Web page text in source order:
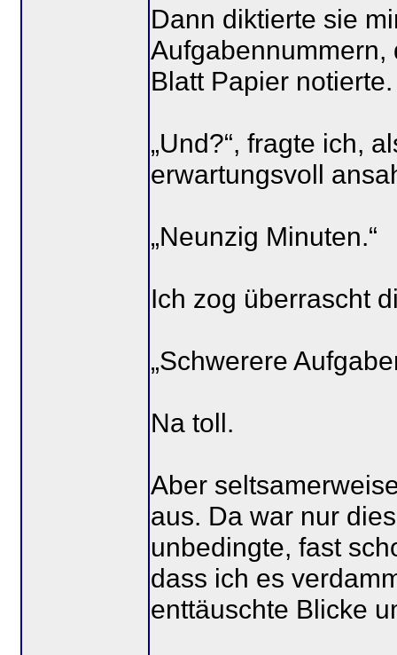
Dann diktierte sie
Blatt Papier notierte.
„Und?“, fragte ich,
erwartungsvoll
„Neunzig Minuten.“
Ich zog überrascht
„Schwerere
Na toll.
Aber
aus. Da war nur
unbedingte, fast
dass ich es
enttäuschte Blicke